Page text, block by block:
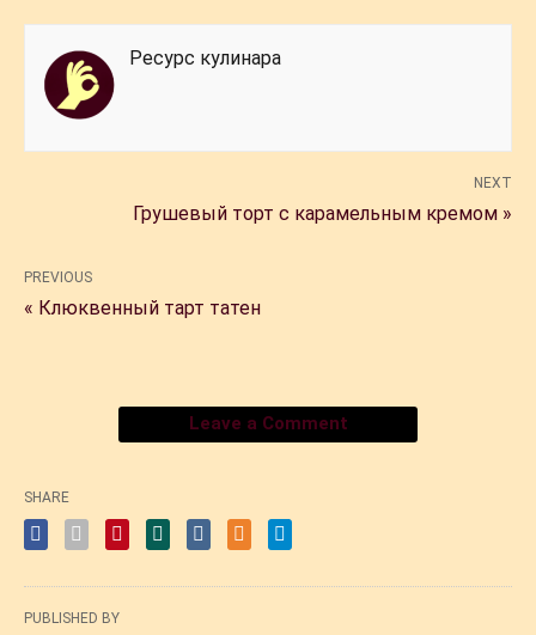
Ресурс кулинара
NEXT
Грушевый торт с карамельным кремом »
PREVIOUS
« Клюквенный тарт татен
Leave a Comment
SHARE
PUBLISHED BY